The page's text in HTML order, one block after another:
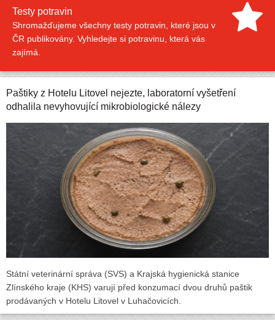
Testy potravin
Shromažďujeme všechny testy potravin, které jsou v
ČR publikovány. Vyhledejte si potravinu, která vás
zajímá.
Paštiky z Hotelu Litovel nejezte, laboratorní vyšetření
odhalila nevyhovující mikrobiologické nálezy
Státní veterinární správa (SVS) a Krajská hygienická stanice
Zlínského kraje (KHS) varují před konzumací dvou druhů paštik
prodávaných v Hotelu Litovel v Luhačovicích.